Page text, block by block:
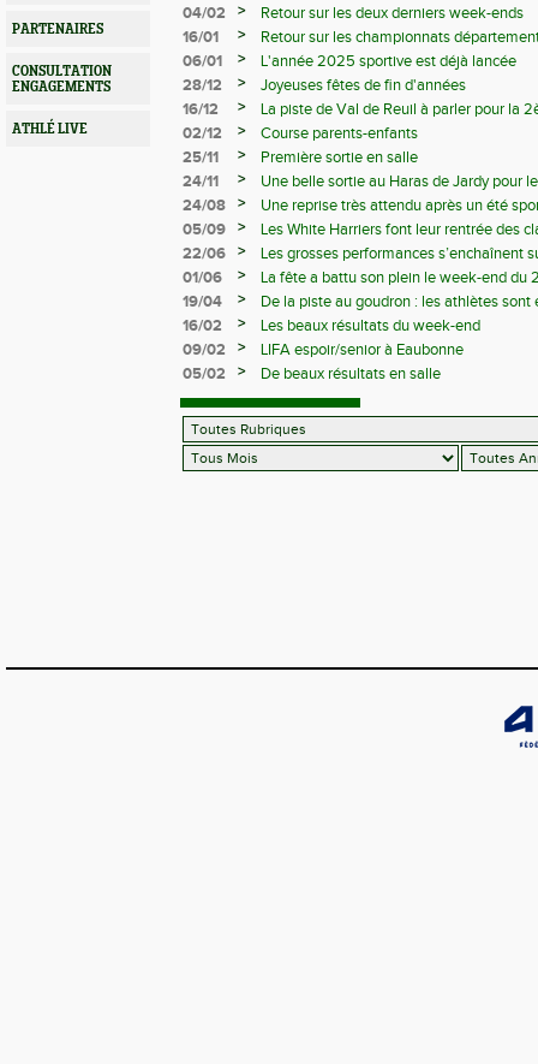
PARTENAIRES
CONSULTATION
ENGAGEMENTS
ATHLÉ LIVE
04/02
>
Retour sur les deux derniers week-ends
16/01
>
Retour sur les championnats
06/01
>
L'année 2025 sportive est déjà lancée
28/12
>
Joyeuses fêtes de fin d'années
16/12
>
La piste de Val de Reuil à parler pour la
départemantaux
02/12 >
Course parents-enfants
25/11
>
Première sortie en salle
24/11
>
Une belle sortie au Haras de Jardy pour
24/08
>
Une reprise très attendu après un été
05/09
>
Les White Harriers font leur rentrée des
22/06
>
Les grosses performances s’enchaînent
01/06
>
La fête a battu son plein le week-end du
19/04
>
De la piste au goudron : les athlètes sont
16/02
>
Les beaux résultats du week-end
09/02
>
LIFA espoir/senior à Eaubonne
05/02
> De beaux résultats en salle